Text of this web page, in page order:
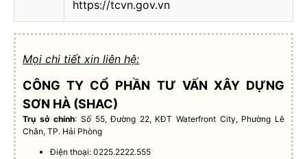
https://tcvn.gov.vn
Mọi chi tiết xin liên hệ:
CÔNG TY CỔ PHẦN TƯ VẤN XÂY DỰNG
SƠN HÀ (SHAC)
Trụ sở chính: Số 55, Đường 22, KĐT Waterfront City, Phường Lê
Chân, TP. Hải Phòng
Điện thoại: 0225.2222.555